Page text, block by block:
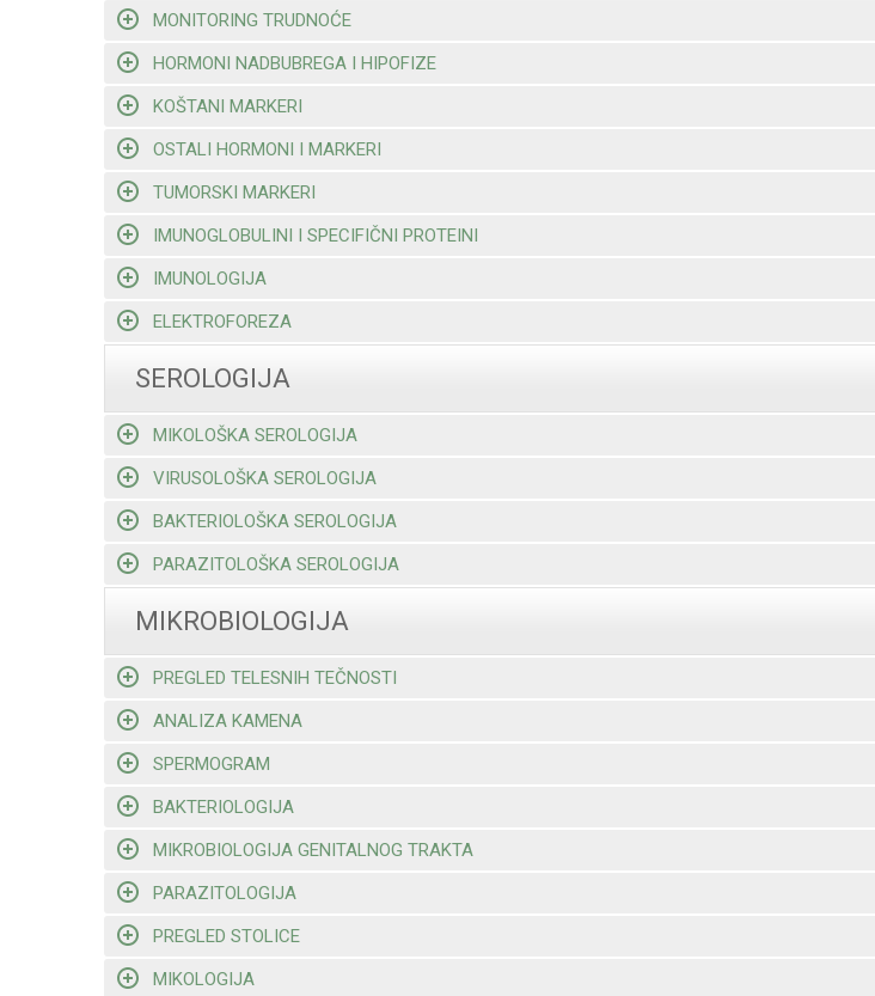
MONITORING TRUDNOĆE
HORMONI NADBUBREGA I HIPOFIZE
KOŠTANI MARKERI
OSTALI HORMONI I MARKERI
TUMORSKI MARKERI
IMUNOGLOBULINI I SPECIFIČNI PROTEINI
IMUNOLOGIJA
ELEKTROFOREZA
SEROLOGIJA
MIKOLOŠKA SEROLOGIJA
VIRUSOLOŠKA SEROLOGIJA
BAKTERIOLOŠKA SEROLOGIJA
PARAZITOLOŠKA SEROLOGIJA
MIKROBIOLOGIJA
PREGLED TELESNIH TEČNOSTI
ANALIZA KAMENA
SPERMOGRAM
BAKTERIOLOGIJA
MIKROBIOLOGIJA GENITALNOG TRAKTA
PARAZITOLOGIJA
PREGLED STOLICE
MIKOLOGIJA